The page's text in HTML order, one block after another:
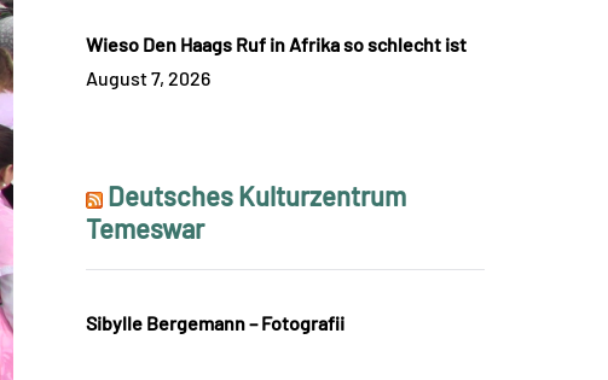
Wieso Den Haags Ruf in Afrika so schlecht ist
August 7, 2026
Deutsches Kulturzentrum
Temeswar
Sibylle Bergemann – Fotografii